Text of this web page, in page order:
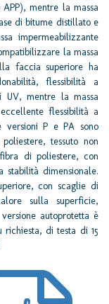
mentre la massa
di bitume distillato e
impermeabilizzante
la massa
faccia superiore ha
flessibilità a
mentre la massa
flessibilità a
P e PA sono
tessuto non
di poliestere, con
stabilità dimensionale.
con scaglie di
sulla superficie,
autoprotetta è
di testa di 15